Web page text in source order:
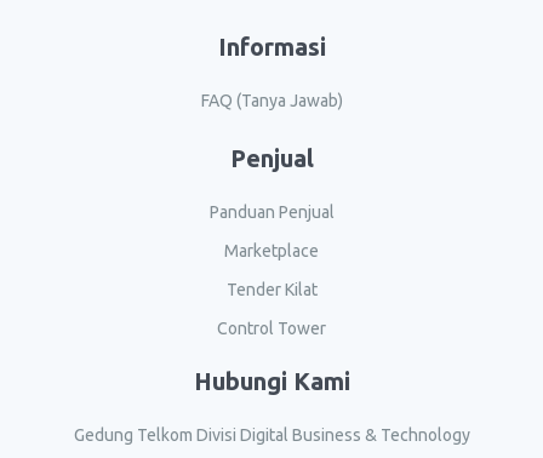
Informasi
FAQ (Tanya Jawab)
Penjual
Panduan Penjual
Marketplace
Tender Kilat
Control Tower
Hubungi Kami
Gedung Telkom Divisi Digital Business & Technology